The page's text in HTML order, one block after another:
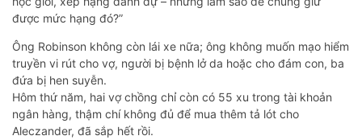
được mức hạng đó?”
Ông Robinson không còn lái xe nữa; ông không muốn mạo hiểm
truyền vi rút cho vợ, người bị bệnh lở da hoặc cho đám con, ba
đứa bị hen suyễn.
Hôm thứ năm, hai vợ chồng chỉ còn có 55 xu trong tài khoản
ngân hàng, thậm chí không đủ để mua thêm tả lót cho
Aleczander, đã sắp hết rồi.